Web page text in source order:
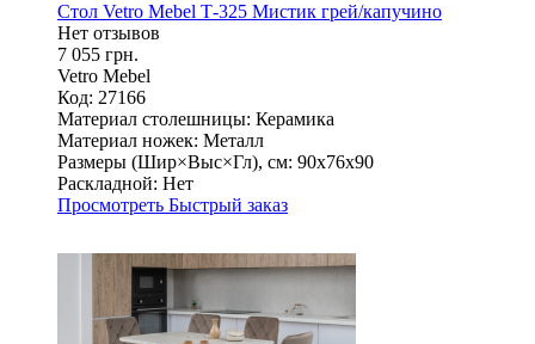
Стол Vetro Mebel Т-325 Мистик грей/капучино
Нет отзывов
7 055 грн.
Vetro Mebel
Код: 27166
Материал столешницы: Керамика
Материал ножек: Металл
Размеры (Шир×Выс×Гл), см: 90х76х90
Раскладной: Нет
Просмотреть Быстрый заказ